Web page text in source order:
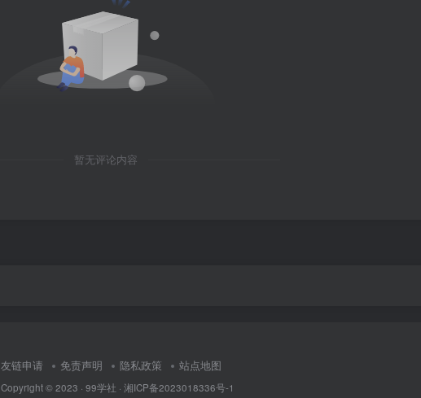
暂无评论内容
友链申请 免责声明 隐私政策 站点地图
Copyright © 2023 · 99学社 · 湘ICP备2023018336号-1